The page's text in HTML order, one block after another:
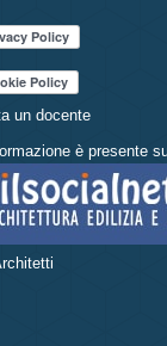
un docente
è presente